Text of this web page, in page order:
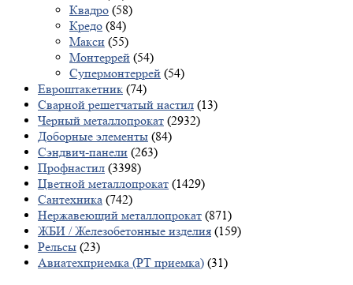
Квадро (58)
Кредо (84)
Макси (55)
Монтеррей (54)
Супермонтеррей (54)
Евроштакетник (74)
Сварной решетчатый настил (13)
Черный металлопрокат (2932)
Доборные элементы (84)
Сэндвич-панели (263)
Профнастил (3398)
Цветной металлопрокат (1429)
Сантехника (742)
Нержавеющий металлопрокат (871)
ЖБИ / Железобетонные изделия (159)
Рельсы (23)
Авиатехприемка (РТ приемка) (31)